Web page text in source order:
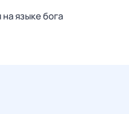
языке бога